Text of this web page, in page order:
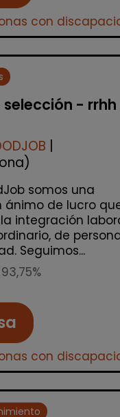
con
- rrhh
somos una
ánimo de lucro
integración
de
Seguimos...
con